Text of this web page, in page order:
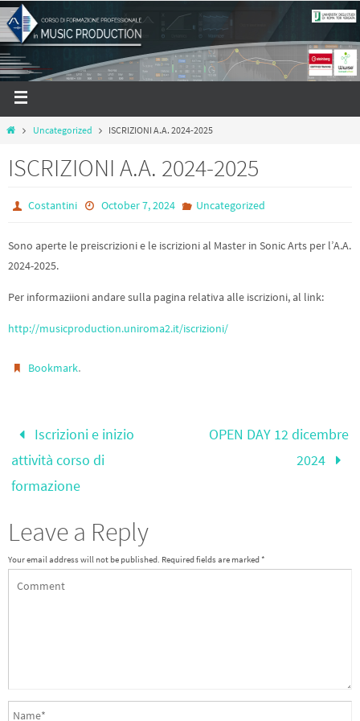
Uncategorized ISCRIZIONI A.A. 2024-2025
ISCRIZIONI A.A. 2024-2025
Costantini October 7, 2024 Uncategorized
Sono aperte le preiscrizioni e le iscrizioni al Master in Sonic Arts per l’A.A.
2024-2025.
Per informaziioni andare sulla pagina relativa alle iscrizioni, al link:
http://musicproduction.uniroma2.it/iscrizioni/
Bookmark.
Iscrizioni e inizio
attività corso di
formazione
OPEN DAY 12 dicembre
2024
Leave a Reply
Your email address will not be published. Required fields are marked*